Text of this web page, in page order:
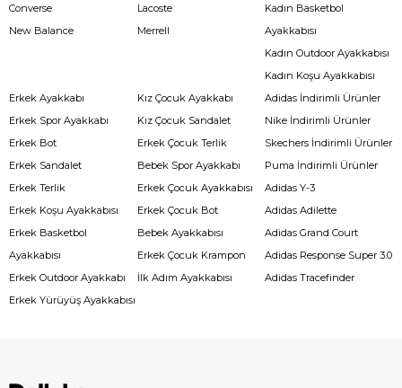
Converse
New Balance
Lacoste
Merrell
Kadın Basketbol
Ayakkabısı
Kadın Outdoor Ayakkabısı
Kadın Koşu Ayakkabısı
Erkek Ayakkabı
Erkek Spor Ayakkabı
Erkek Bot
Erkek Sandalet
Erkek Terlik
Erkek Koşu Ayakkabısı
Erkek Basketbol
Ayakkabısı
Erkek Outdoor Ayakkabı
Erkek Yürüyüş Ayakkabısı
Kız Çocuk Ayakkabı
Kız Çocuk Sandalet
Erkek Çocuk Terlik
Bebek Spor Ayakkabı
Erkek Çocuk Ayakkabısı
Erkek Çocuk Bot
Bebek Ayakkabısı
Erkek Çocuk Krampon
İlk Adım Ayakkabısı
Adidas İndirimli Ürünler
Nike İndirimli Ürünler
Skechers İndirimli Ürünler
Puma İndirimli Ürünler
Adidas Y-3
Adidas Adilette
Adidas Grand Court
Adidas Response Super 3.0
Adidas Tracefinder